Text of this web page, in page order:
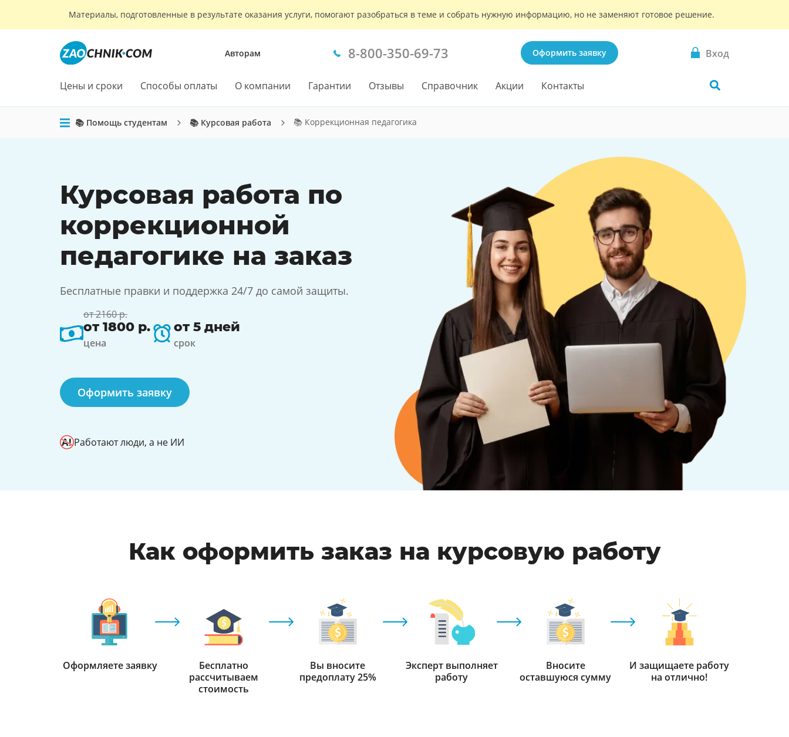
Материалы, подготовленные в результате оказания услуги, помогают разобраться в теме и собрать нужную информацию, но не заменяют готовое решение.
Авторам 8-800-350-69-73 Оформить заявку Вход
Цены и сроки Способы оплаты О компании Гарантии Отзывы Справочник Акции Контакты
📚 Помощь студентам 📚 Курсовая работа 📚 Коррекционная педагогика
Курсовая работа по
коррекционной
педагогике на заказ
Бесплатные правки и поддержка 24/7 до самой защиты.
от 2160 р.
от 1800 р.
цена
от 5 дней
срок
Оформить заявку
Работают люди, а не ИИ
Как оформить заказ на курсовую работу
Оформляете заявку
Бесплатно
рассчитываем
стоимость
Вы вносите
предоплату 25%
Эксперт выполняет
работу
Вносите
оставшуюся сумму
И защищаете работу
на отлично!